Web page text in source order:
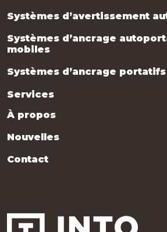
Systèmes d’avertissement
Systèmes d’ancrage
mobiles
Systèmes d’ancrage portatifs
Services
À propos
Nouvelles
Contact